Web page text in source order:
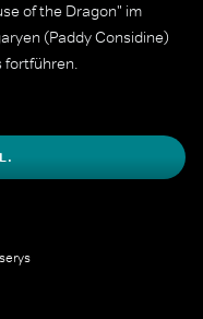
of the Dragon" im
(Paddy Considine)
fortführen.